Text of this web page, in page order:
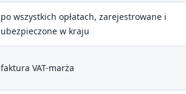
po wszystkich opłatach, zarejestrowane i
ubezpieczone w kraju
faktura VAT-marża